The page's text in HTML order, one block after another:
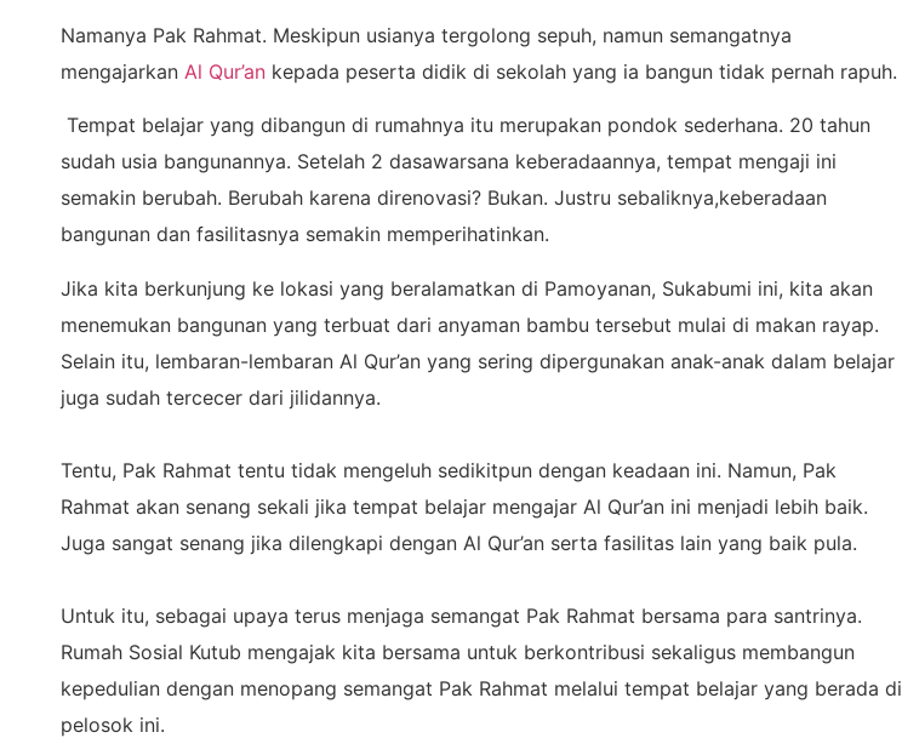
Namanya Pak Rahmat. Meskipun usianya tergolong sepuh, namun semangatnya
mengajarkan Al Qur’an kepada peserta didik di sekolah yang ia bangun tidak pernah rapuh.
Tempat belajar yang dibangun di rumahnya itu merupakan pondok sederhana. 20 tahun
sudah usia bangunannya. Setelah 2 dasawarsana keberadaannya, tempat mengaji ini
semakin berubah. Berubah karena direnovasi? Bukan. Justru sebaliknya,keberadaan
bangunan dan fasilitasnya semakin memperihatinkan.
Jika kita berkunjung ke lokasi yang beralamatkan di Pamoyanan, Sukabumi ini, kita akan
menemukan bangunan yang terbuat dari anyaman bambu tersebut mulai di makan rayap.
Selain itu, lembaran-lembaran Al Qur’an yang sering dipergunakan anak-anak dalam belajar
juga sudah tercecer dari jilidannya.
Tentu, Pak Rahmat tentu tidak mengeluh sedikitpun dengan keadaan ini. Namun, Pak
Rahmat akan senang sekali jika tempat belajar mengajar Al Qur’an ini menjadi lebih baik.
Juga sangat senang jika dilengkapi dengan Al Qur’an serta fasilitas lain yang baik pula.
Untuk itu, sebagai upaya terus menjaga semangat Pak Rahmat bersama para santrinya.
Rumah Sosial Kutub mengajak kita bersama untuk berkontribusi sekaligus membangun
kepedulian dengan menopang semangat Pak Rahmat melalui tempat belajar yang berada di
pelosok ini.